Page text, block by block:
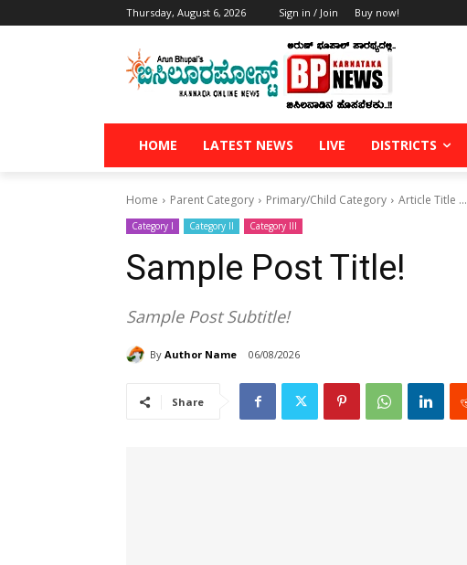
Thursday, August 6, 2026 Sign in / Join Buy now!
HOME LATEST NEWS LIVE DISTRICTS
Home Parent Category Primary/Child Category Article Title ...
Category I Category II Category III
Sample Post Title!
Sample Post Subtitle!
By Author Name 06/08/2026
Share